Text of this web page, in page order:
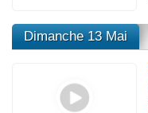
Dimanche 13 Mai